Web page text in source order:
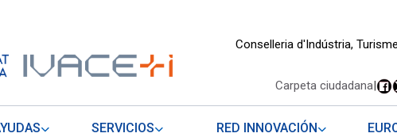
Conselleria d'Indústria,
Carpeta ciudadana|
SERVICIOS RED INNOVACIÓN